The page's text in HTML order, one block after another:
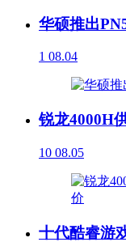
华硕推出
1 08.04
锐龙4000H
10 08.05
十代酷睿游